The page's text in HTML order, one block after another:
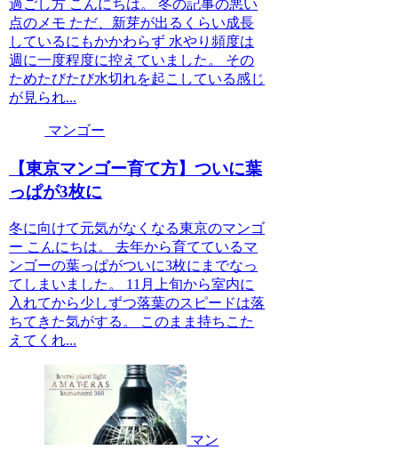
過ごし方 こんにちは。 冬の記事の悪い
点のメモ ただ、新芽が出るくらい成長
しているにもかかわらず 水やり頻度は
週に一度程度に控えていました。 その
ためたびたび水切れを起こしている感じ
が見られ...
マンゴー
【東京マンゴー育て方】ついに葉
っぱが3枚に
冬に向けて元気がなくなる東京のマンゴ
ー こんにちは。 去年から育てているマ
ンゴーの葉っぱがついに3枚にまでなっ
てしまいました。 11月上旬から室内に
入れてから少しずつ落葉のスピードは落
ちてきた気がする。 このまま持ちこた
えてくれ...
マン